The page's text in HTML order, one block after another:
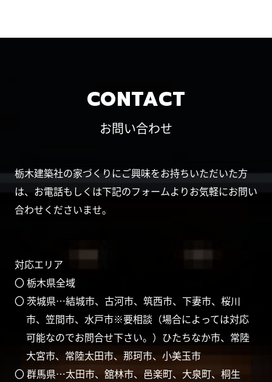
CONTACT
お問い合わせ
栃木建築社の家づくりにご興味をお持ちいただいた方
は、お電話もしくは下記のフォームよりお気軽にお問い
合わせくださいませ。
対応エリア
〇 栃木県全域
〇 茨城県…結城市、古河市、筑西市、下妻市、桜川
市、笠間市、水戸市※要相談（場合によっては対応
可能なのでお問合せ下さい。）ひたちなか市、常陸
大宮市、常陸太田市、那珂市、小美玉市
〇 群馬県…太田市、舘林市、邑楽町、大泉町、桐生